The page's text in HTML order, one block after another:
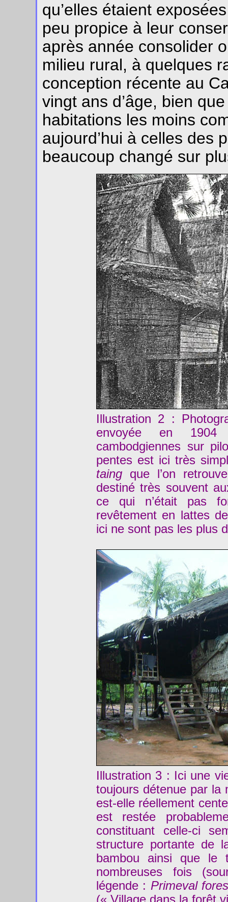
qu’elles étaient
peu propice à leur
après année consolider
milieu rural, à quelques
conception récente au
vingt ans d’âge, bien
habitations les moins
aujourd’hui à celles des
beaucoup changé sur
Illustration 2 :
envoyée en
cambodgiennes sur
pentes est ici très
taing que l’on
destiné très souvent
ce qui n’était pas
revêtement en lattes
ici ne sont pas les plus
Illustration 3 : Ici une
toujours détenue par la
est-elle réellement
est restée
constituant celle-ci
structure portante de
bambou ainsi que le
nombreuses fois
légende : Primeval
(« Village dans la forêt